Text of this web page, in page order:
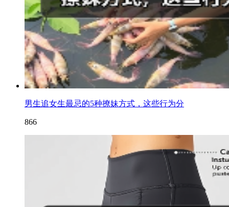
男生追女生最忌的5种撩妹方式，这些行为分
866